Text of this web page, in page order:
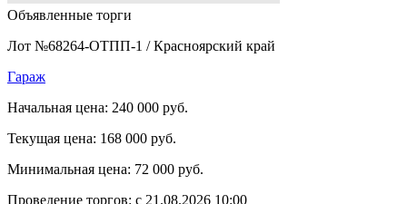
Объявленные торги
Лот №68264-ОТПП-1 / Красноярский край
Гараж
Начальная цена: 240 000 руб.
Текущая цена: 168 000 руб.
Минимальная цена: 72 000 руб.
Проведение торгов: с 21.08.2026 10:00